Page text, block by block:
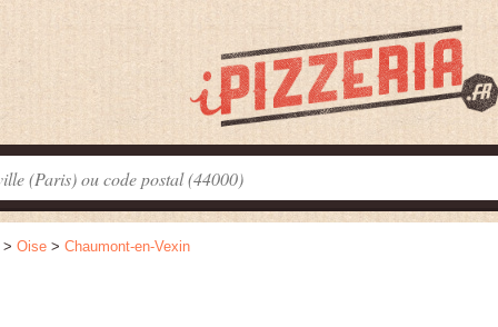
> Oise > Chaumont-en-Vexin